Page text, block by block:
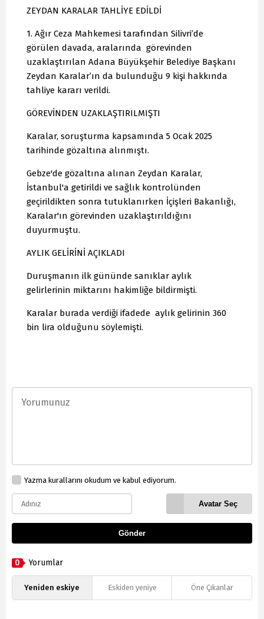
ZEYDAN KARALAR TAHLİYE EDİLDİ
1. Ağır Ceza Mahkemesi tarafından Silivri’de
görülen davada, aralarında görevinden
uzaklaştırılan Adana Büyükşehir Belediye Başkanı
Zeydan Karalar’ın da bulunduğu 9 kişi hakkında
tahliye kararı verildi.
GÖREVİNDEN UZAKLAŞTIRILMIŞTI
Karalar, soruşturma kapsamında 5 Ocak 2025
tarihinde gözaltına alınmıştı.
Gebze'de gözaltına alınan Zeydan Karalar,
İstanbul'a getirildi ve sağlık kontrolünden
geçirildikten sonra tutuklanırken İçişleri Bakanlığı,
Karalar'ın görevinden uzaklaştırıldığını
duyurmuştu.
AYLIK GELİRİNİ AÇIKLADI
Duruşmanın ilk gününde sanıklar aylık
gelirlerinin miktarını hakimliğe bildirmişti.
Karalar burada verdiği ifadede aylık gelirinin 360
bin lira olduğunu söylemişti.
Yazma kurallarını okudum ve kabul ediyorum.
Avatar Seç
Gönder
0 Yorumlar
Yeniden eskiye Eskiden yeniye Öne Çıkanlar